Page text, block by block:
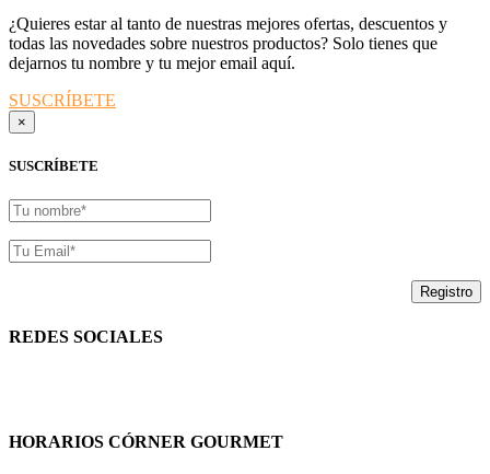
¿Quieres estar al tanto de nuestras mejores ofertas, descuentos y
todas las novedades sobre nuestros productos? Solo tienes que
dejarnos tu nombre y tu mejor email aquí.
SUSCRÍBETE
×
SUSCRÍBETE
REDES SOCIALES
HORARIOS CÓRNER GOURMET